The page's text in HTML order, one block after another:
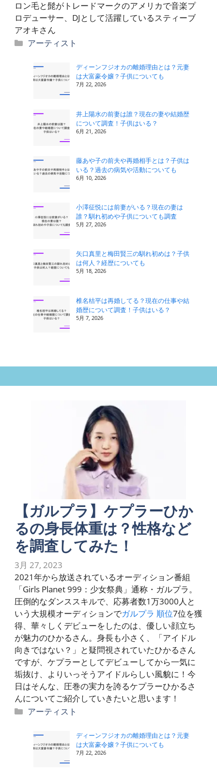
ロン毛と髭がトレードマークのアメリカで音楽プ
ロデューサー、DJとして活躍しているスティーブ
アオキさん
カ
ゴ
リ
アーティスト
ディーンフジオカの離婚理由とは？元妻
は大富豪令嬢？子供についても
7月 22, 2026
井上陽水の前妻は誰？現在の妻や結婚歴
について調査！子供はいる？
6月 21, 2026
藤あや子の前夫や再婚相手とは？子供は
いる？過去の病気や活動についても
6月 10, 2026
小澤征悦には前妻がいる？現在の妻は
誰？馴れ初めや子供についても調査
5月 27, 2026
矢口真里と梅田賢三の馴れ初めは？子供
は何人？経歴についても
5月 18, 2026
椎名桔平は再婚してる？現在の仕事や結
婚歴について調査！子供はいる？
5月 7, 2026
【ガルプラ】ケプラーひか
るの身長体重は？性格など
を調査してみた！
3月 27, 2023
2021年から放送されているオーディション番組
「Girls Planet 999：少女祭典」通称・ガルプラ。
圧倒的なダンススキルで、応募者数1万3000人と
いう大規模オーディションでガルプラ 順位7位を獲
得、華々しくデビューをしたのは、優しい顔立ち
が魅力のひかるさん。身長も小さく、「アイドル
向きではない？」と疑問視されていたひかるさん
ですが、ケプラーとしてデビューしてから一気に
垢抜け、よりいっそうアイドルらしい風貌に！今
日はそんな、圧巻の実力を誇るケプラーひかるさ
んについてご紹介していきたいと思います！
カ
ゴ
リ
アーティスト
ディーンフジオカの離婚理由とは？元妻
は大富豪令嬢？子供についても
7月 22, 2026